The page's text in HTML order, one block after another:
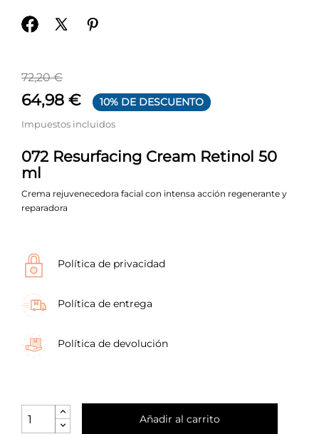
72,20 €
64,98 € 10% DE DESCUENTO
Impuestos incluidos
072 Resurfacing Cream Retinol 50
ml
Crema rejuvenecedora facial con intensa acción regenerante y
reparadora
Política de privacidad
Política de entrega
Política de devolución
Añadir al carrito